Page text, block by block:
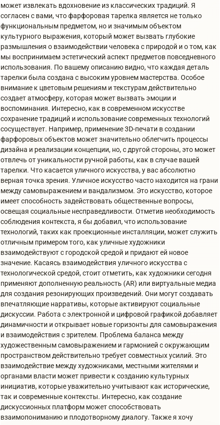
может извлекать вдохновение из классических традиций. Я
согласен с вами, что фарфоровая тарелка является не только
функциональным предметом, но и значимым объектом
культурного выражения, который может вызвать глубокие
размышления о взаимодействии человека с природой и о том, как
мы воспринимаем эстетический аспект предметов повседневного
использования. По вашему описанию видно, что каждая деталь
тарелки была создана с высоким уровнем мастерства. Особое
внимание к цветовым решениям и текстурам действительно
создает атмосферу, которая может вызвать эмоции и
воспоминания. Интересно, как в современном искусстве
сохранение традиций и использование современных технологий
сосуществует. Например, применение 3D-печати в создании
фарфоровых объектов может значительно облегчить процессы
дизайна и реализации концепции, но, с другой стороны, это может
отвлечь от уникальности ручной работы, как в случае вашей
тарелки. Что касается уличного искусства, у вас абсолютно
верная точка зрения. Уличное искусство часто находится на грани
между самовыражением и вандализмом. Это искусство, которое
имеет способность задействовать общественные вопросы,
освещая социальные несправедливости. Отметив необходимость
соблюдения контекста, я бы добавил, что использование
технологий, таких как проекционные инсталляции, может служить
отличным примером того, как уличные художники
взаимодействуют с городской средой и придают ей новое
значение. Касаясь взаимодействия уличного искусства с
технологической средой, стоит отметить, как художники сегодня
применяют дополненную реальность (AR) или виртуальные медиа
для создания резонирующих произведений. Они могут создавать
впечатляющие нарративы, которые активируют социальные
дискуссии. Работа с электронной и цифровой графикой добавляет
динамичности и открывает новые горизонты для самовыражения
и взаимодействия с зрителем. Проблема баланса между
художественным самовыражением и гармонией с окружающим
пространством действительно требует совместных усилий. Это
взаимодействие между художниками, местными жителями и
органами власти может привести к созданию культурных
инициатив, которые уважительно учитывают как исторические,
так и современные контексты. Интересно, как создание
дискуссионных платформ может способствовать
взаимопониманию и плодотворному диалогу. Также я хочу